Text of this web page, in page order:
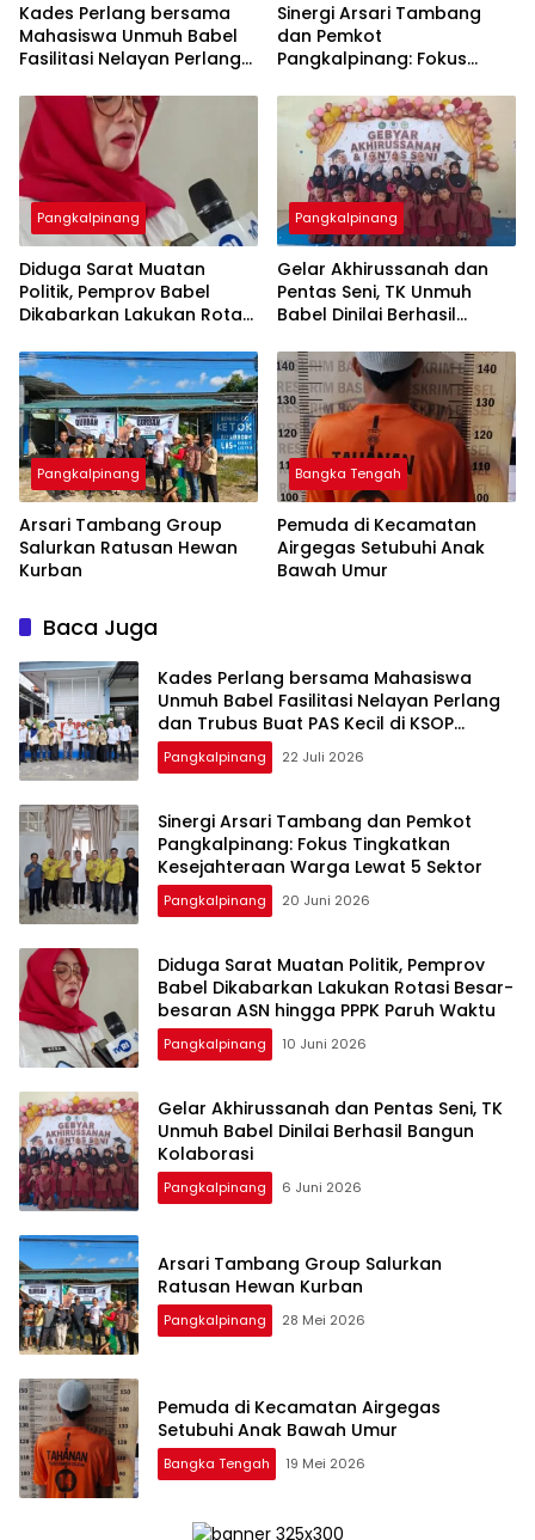
Kades Perlang bersama
Mahasiswa Unmuh Babel
Fasilitasi Nelayan Perlang
di KSOP Pangkalbalam
‎Sinergi Arsari Tambang
dan Pemkot
Pangkalpinang: Fokus
Pangkalpinang
‎Diduga Sarat Muatan
Politik, Pemprov Babel
Dikabarkan Lakukan Rotasi
Pangkalpinang
‎Gelar Akhirussanah dan
Pentas Seni, TK Unmuh
Babel Dinilai Berhasil
Pangkalpinang
‎Arsari Tambang Group
Salurkan Ratusan Hewan
Kurban
Bangka Tengah
Pemuda di Kecamatan
Airgegas Setubuhi Anak
Baca Juga
Kades Perlang bersama Mahasiswa
Unmuh Babel Fasilitasi Nelayan Perlang
dan Trubus Buat PAS Kecil di KSOP
Pangkalbalam
Pangkalpinang 22 Juli 2026
‎Sinergi Arsari Tambang dan Pemkot
Pangkalpinang: Fokus Tingkatkan
Pangkalpinang 20 Juni 2026
‎Diduga Sarat Muatan Politik, Pemprov
Babel Dikabarkan Lakukan Rotasi Besar-
Pangkalpinang 10 Juni 2026
‎Gelar Akhirussanah dan Pentas Seni, TK
Unmuh Babel Dinilai Berhasil Bangun
Pangkalpinang 6 Juni 2026
‎Arsari Tambang Group Salurkan
Ratusan Hewan Kurban
Pangkalpinang 28 Mei 2026
Pemuda di Kecamatan Airgegas
Bangka Tengah 19 Mei 2026